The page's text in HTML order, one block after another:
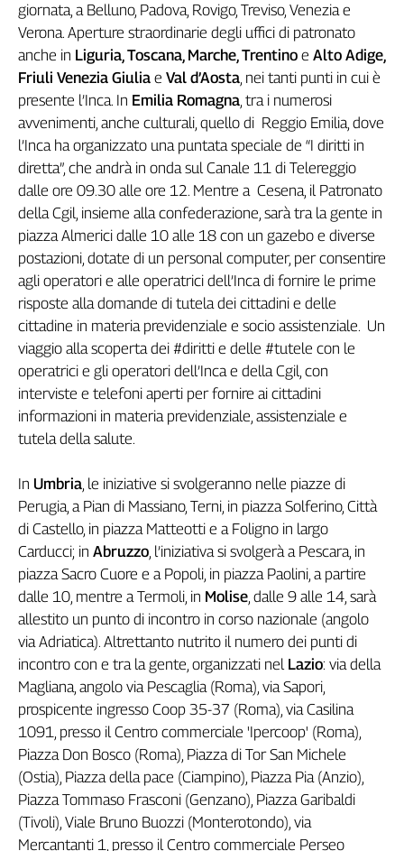
Lazio
Liguria
Lombardia
Marche
Piemonte
Puglia
Sardegna
Sicilia
Toscana
Trentino
Umbria
Valle
D'Aosta
Veneto
Archivio
Storico
1955-
2014
Contatti
La
redazione
Newsletter
Social
giornata, a Belluno, Padova, Rovigo, Treviso, Venezia e
Verona. Aperture straordinarie degli uffici di patronato
anche in Liguria, Toscana, Marche, Trentino e Alto Adige,
Friuli Venezia Giulia e Val d’Aosta, nei tanti punti in cui è
presente l’Inca. In Emilia Romagna, tra i numerosi
avvenimenti, anche culturali, quello di Reggio Emilia, dove
l’Inca ha organizzato una puntata speciale de “I diritti in
diretta”, che andrà in onda sul Canale 11 di Telereggio
dalle ore 09.30 alle ore 12. Mentre a Cesena, il Patronato
della Cgil, insieme alla confederazione, sarà tra la gente in
piazza Almerici dalle 10 alle 18 con un gazebo e diverse
postazioni, dotate di un personal computer, per consentire
agli operatori e alle operatrici dell’Inca di fornire le prime
risposte alla domande di tutela dei cittadini e delle
cittadine in materia previdenziale e socio assistenziale. Un
viaggio alla scoperta dei #diritti e delle #tutele con le
operatrici e gli operatori dell’Inca e della Cgil, con
interviste e telefoni aperti per fornire ai cittadini
informazioni in materia previdenziale, assistenziale e
tutela della salute.
In Umbria, le iniziative si svolgeranno nelle piazze di
Perugia, a Pian di Massiano, Terni, in piazza Solferino, Città
di Castello, in piazza Matteotti e a Foligno in largo
Carducci; in Abruzzo, l’iniziativa si svolgerà a Pescara, in
piazza Sacro Cuore e a Popoli, in piazza Paolini, a partire
dalle 10, mentre a Termoli, in Molise, dalle 9 alle 14, sarà
allestito un punto di incontro in corso nazionale (angolo
via Adriatica). Altrettanto nutrito il numero dei punti di
incontro con e tra la gente, organizzati nel Lazio: via della
Magliana, angolo via Pescaglia (Roma), via Sapori,
prospicente ingresso Coop 35-37 (Roma), via Casilina
1091, presso il Centro commerciale 'Ipercoop' (Roma),
Piazza Don Bosco (Roma), Piazza di Tor San Michele
(Ostia), Piazza della pace (Ciampino), Piazza Pia (Anzio),
Piazza Tommaso Frasconi (Genzano), Piazza Garibaldi
(Tivoli), Viale Bruno Buozzi (Monterotondo), via
Mercantanti 1, presso il Centro commerciale Perseo